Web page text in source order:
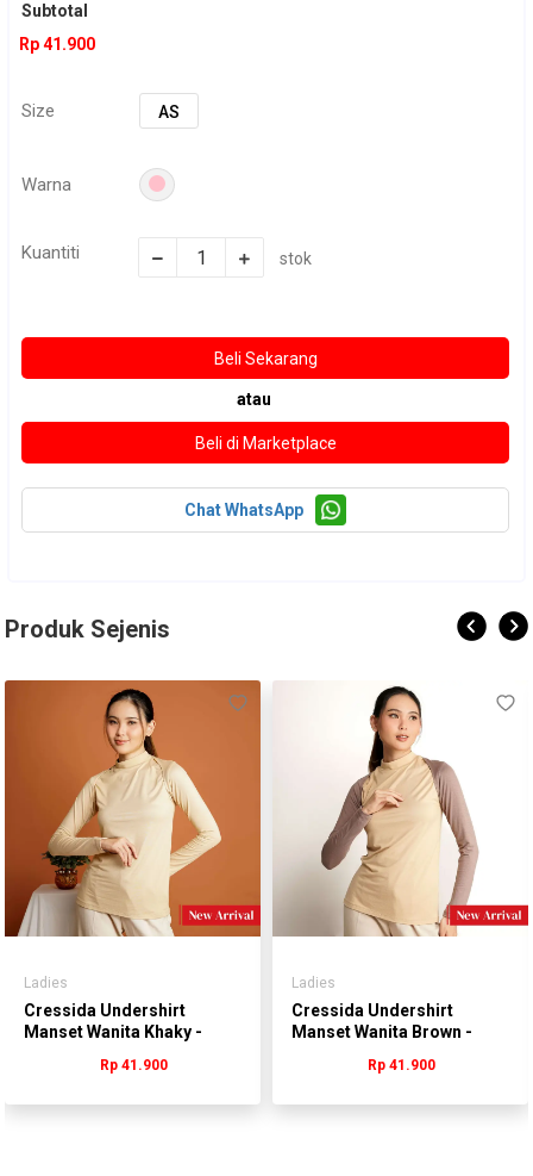
Subtotal
Rp 41.900
Size AS
Warna
Kuantiti stok
atau
Chat WhatsApp
Produk Sejenis
Ladies
Cressida Undershirt
Manset Wanita Khaky -
Rp 41.900
Ladies
Cressida Undershirt
Manset Wanita Brown -
Rp 41.900